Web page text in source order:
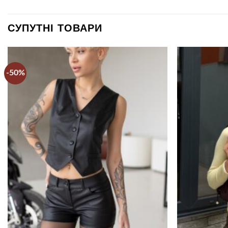
СУПУТНІ ТОВАРИ
-50%